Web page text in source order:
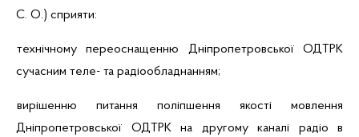
С. О.) сприяти:
технічному переоснащенню Дніпропетровської
ОДТРК
сучасним теле- та радіообладнанням;
вирішенню питання поліпшення якості мовлення
Дніпропетровської
ОДТРК на другому каналі радіо в